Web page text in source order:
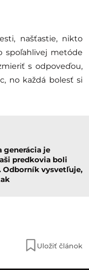
našťastie, nikto
spoľahlivej metóde
s odpoveďou,
no každá bolesť si
generácia je
predkovia boli
Odborník vysvetľuje,
Uložiť článok